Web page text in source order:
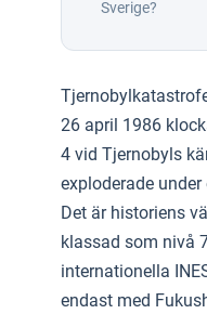
Sverige?
26 april 1986
4 vid Tjernobyls
exploderade
Det är historiens
klassad som nivå
internationella
endast med